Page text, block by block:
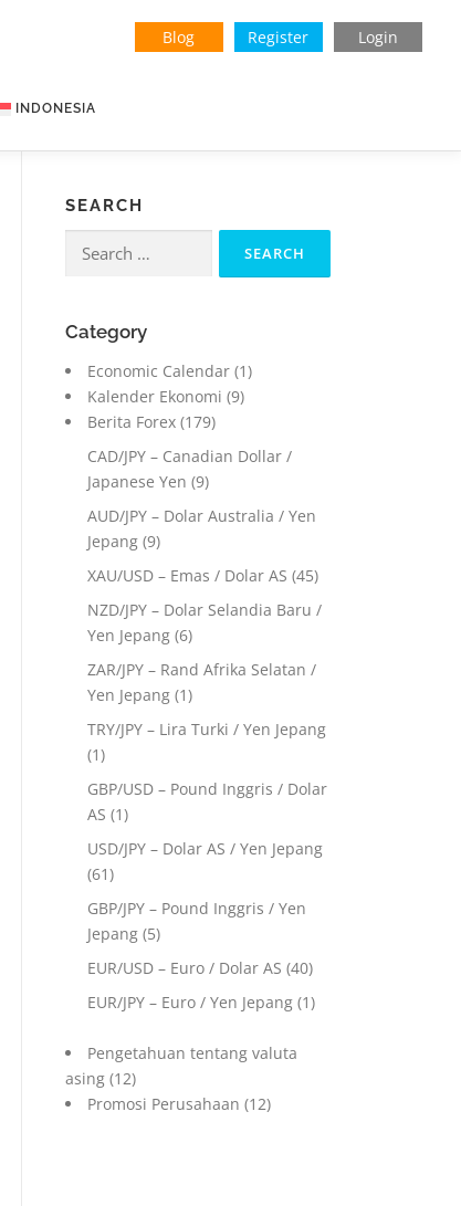
Blog Register Login
INDONESIA
SEARCH
for:
Category
Economic Calendar (1)
Kalender Ekonomi (9)
Berita Forex (179)
CAD/JPY – Canadian Dollar /
Japanese Yen (9)
AUD/JPY – Dolar Australia / Yen
Jepang (9)
XAU/USD – Emas / Dolar AS (45)
NZD/JPY – Dolar Selandia Baru /
Yen Jepang (6)
ZAR/JPY – Rand Afrika Selatan /
Yen Jepang (1)
TRY/JPY – Lira Turki / Yen Jepang
(1)
GBP/USD – Pound Inggris / Dolar
AS (1)
USD/JPY – Dolar AS / Yen Jepang
(61)
GBP/JPY – Pound Inggris / Yen
Jepang (5)
EUR/USD – Euro / Dolar AS (40)
EUR/JPY – Euro / Yen Jepang (1)
Pengetahuan tentang valuta
asing (12)
Promosi Perusahaan (12)